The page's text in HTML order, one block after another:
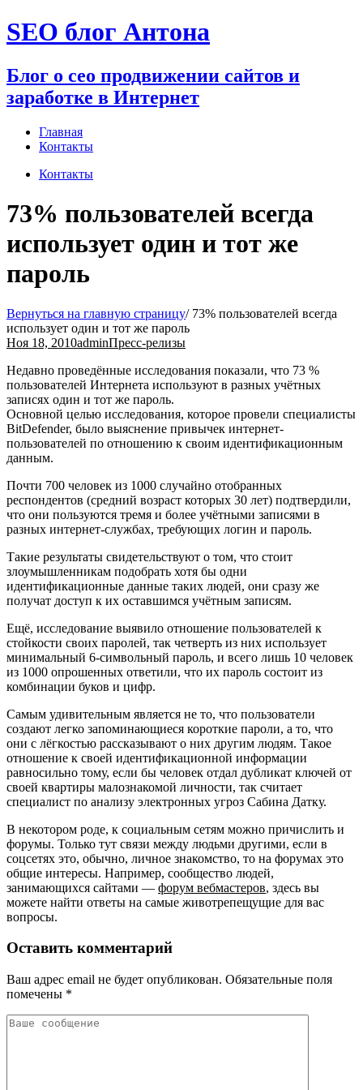
Перейти
к
SEO блог Антона
Блог о сео продвижении сайтов и
заработке в Интернет
Главная
Контакты
Контакты
73% пользователей всегда
использует один и тот же
пароль
Вернуться на главную страницу/73% пользователей всегда
использует один и тот же пароль
Ноя 18, 2010adminПресс-релизы
Недавно проведённые исследования показали, что 73 %
пользователей Интернета используют в разных учётных
записях один и тот же пароль.
Основной целью исследования, которое провели специалисты
BitDefender, было выяснение привычек интернет-
пользователей по отношению к своим идентификационным
данным.
Почти 700 человек из 1000 случайно отобранных
респондентов (средний возраст которых 30 лет) подтвердили,
что они пользуются тремя и более учётными записями в
разных интернет-службах, требующих логин и пароль.
Такие результаты свидетельствуют о том, что стоит
злоумышленникам подобрать хотя бы одни
идентификационные данные таких людей, они сразу же
получат доступ к их оставшимся учётным записям.
Ещё, исследование выявило отношение пользователей к
стойкости своих паролей, так четверть из них использует
минимальный 6-символьный пароль, и всего лишь 10 человек
из 1000 опрошенных ответили, что их пароль состоит из
комбинации буков и цифр.
Самым удивительным является не то, что пользователи
создают легко запоминающиеся короткие пароли, а то, что
они с лёгкостью рассказывают о них другим людям. Такое
отношение к своей идентификационной информации
равносильно тому, если бы человек отдал дубликат ключей от
своей квартиры малознакомой личности, так считает
специалист по анализу электронных угроз Сабина Датку.
В некотором роде, к социальным сетям можно причислить и
форумы. Только тут связи между людьми другими, если в
соцсетях это, обычно, личное знакомство, то на форумах это
общие интересы. Например, сообщество людей,
занимающихся сайтами — форум вебмастеров, здесь вы
можете найти ответы на самые животрепещущие для вас
вопросы.
Оставить комментарий
Ваш адрес email не будет опубликован. Обязательные поля
помечены *